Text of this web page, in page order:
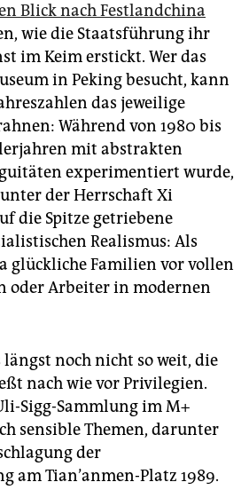
Blick nach Festlandchina
wie die Staatsführung ihr
im Keim erstickt. Wer das
in Peking besucht, kann
das jeweilige
Während von 1980 bis
mit abstrakten
experimentiert wurde,
der Herrschaft Xi
die Spitze getriebene
Realismus: Als
glückliche Familien vor vollen
oder Arbeiter in modernen
noch nicht so weit, die
nach wie vor Privilegien.
Sigg-Sammlung im M+
sensible Themen, darunter
der
am Tian’anmen-Platz 1989.